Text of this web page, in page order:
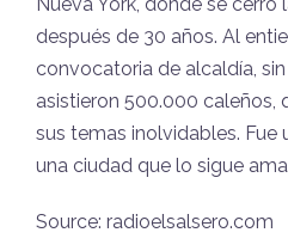
después de 30 años. Al
convocatoria de alcaldía,
asistieron 500.000 caleños,
sus temas inolvidables. Fue
una ciudad que lo sigue
Source: radioelsalsero.com